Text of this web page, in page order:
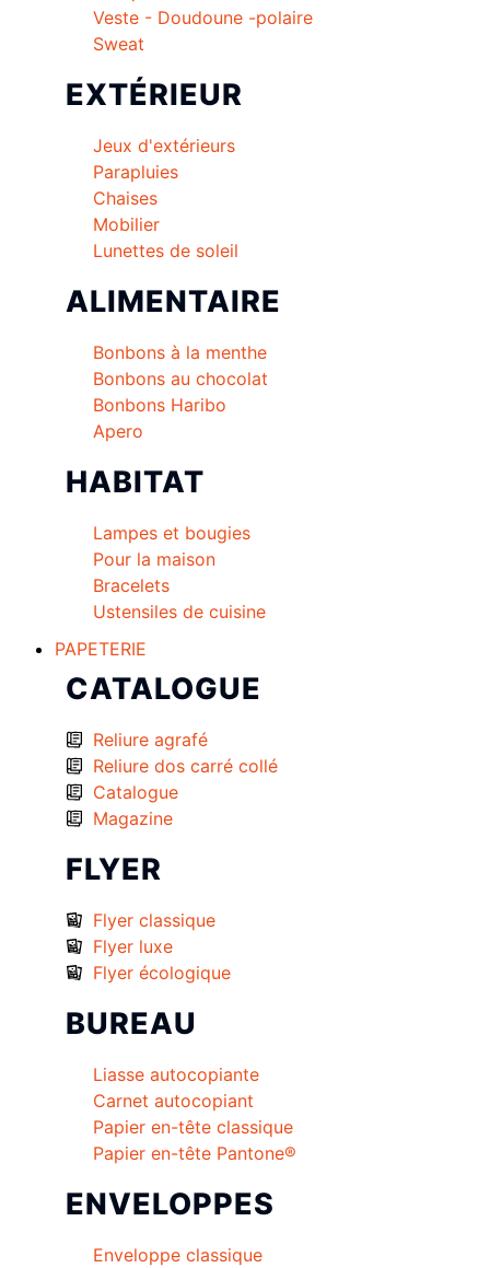
Veste - Doudoune -polaire
Sweat
EXTÉRIEUR
Jeux d'extérieurs
Parapluies
Chaises
Mobilier
Lunettes de soleil
ALIMENTAIRE
Bonbons à la menthe
Bonbons au chocolat
Bonbons Haribo
Apero
HABITAT
Lampes et bougies
Pour la maison
Bracelets
Ustensiles de cuisine
PAPETERIE
CATALOGUE
Reliure agrafé
Reliure dos carré collé
Catalogue
Magazine
FLYER
Flyer classique
Flyer luxe
Flyer écologique
BUREAU
Liasse autocopiante
Carnet autocopiant
Papier en-tête classique
Papier en-tête Pantone®
ENVELOPPES
Enveloppe classique